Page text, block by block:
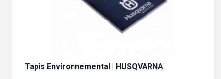
Tapis Environnemental | HUSQVARNA